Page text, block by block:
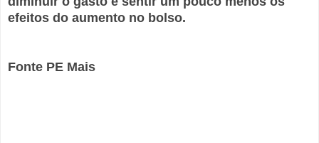
efeitos do aumento no bolso.
Fonte PE Mais